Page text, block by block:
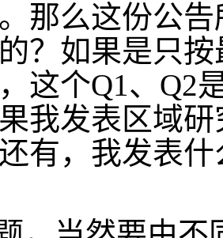
那么这份公
？如果是只
这个Q1、Q2
我发表区域
有，我发表